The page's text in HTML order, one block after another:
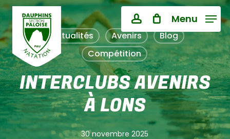
Skip
to
main
content
account
Menu
PANIER Close
Cart
Actualités Avenirs
Blog
Compétition
INTERCLUBS AVENIRS
À LONS
30 novembre 2025